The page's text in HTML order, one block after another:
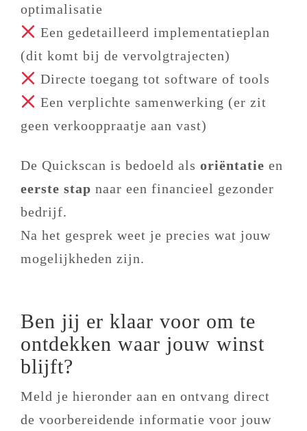
optimalisatie
Een gedetailleerd implementatieplan
(dit komt bij de vervolgtrajecten)
Directe toegang tot software of tools
Een verplichte samenwerking (er zit
geen verkooppraatje aan vast)
De Quickscan is bedoeld als oriëntatie en
eerste stap naar een financieel gezonder
bedrijf.
Na het gesprek weet je precies wat jouw
mogelijkheden zijn.
Ben jij er klaar voor om te
ontdekken waar jouw winst
blijft?
Meld je hieronder aan en ontvang direct
de voorbereidende informatie voor jouw